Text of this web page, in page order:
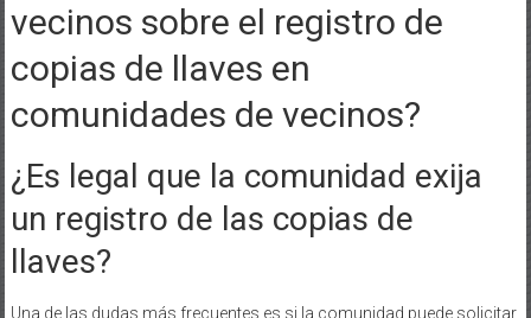
vecinos sobre el registro de
copias de llaves en
comunidades de vecinos?
¿Es legal que la comunidad exija
un registro de las copias de
llaves?
Una de las dudas más frecuentes es si la comunidad puede solicitar